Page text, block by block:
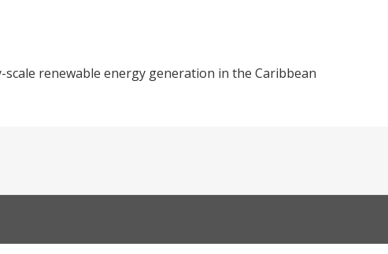
renewable energy generation in the Caribbean